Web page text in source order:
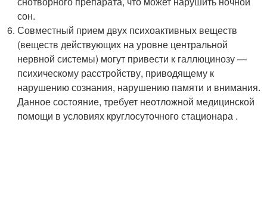
сон.
Совместный прием двух психоактивных веществ
(веществ действующих на уровне центральной
нервной системы) могут привести к галлюцинозу —
психическому расстройству, приводящему к
нарушению сознания, нарушению памяти и внимания.
Данное состояние, требует неотложной медицинской
помощи в условиях круглосуточного стационара .